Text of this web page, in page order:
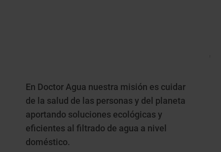
En Doctor Agua nuestra misión es cuidar
de la salud de las personas y del planeta
aportando soluciones ecológicas y
eficientes al filtrado de agua a nivel
doméstico.